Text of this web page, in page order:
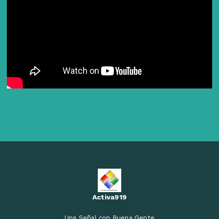
Activa919